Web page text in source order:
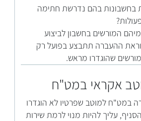
בחשבונות בהם נדרשת חתימה
המורשים בחשבון לביצוע
ההעברה תתבצע בפועל רק
שהוגדרו מראש.
אקראי במט"ח
במט"ח למוטב שפרטיו לא הוגדרו
עליך להיות מנוי לרמת שירות